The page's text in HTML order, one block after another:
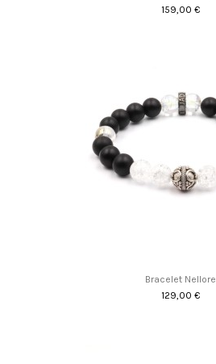
159,00 €
Bracelet Nellore
129,00 €